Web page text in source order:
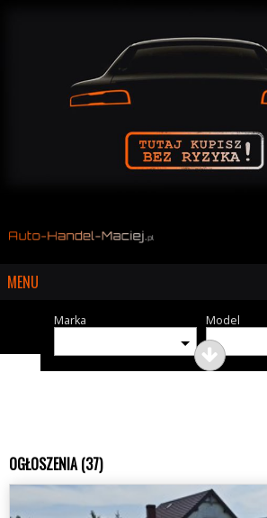
MENU
Marka Model
OGŁOSZENIA (37)